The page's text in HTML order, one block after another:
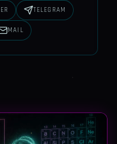
TELEGRAM
MAIL